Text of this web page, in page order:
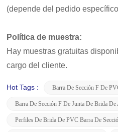
(depende del pedido
Política de muestra:
Hay muestras gratuitas
cargo del cliente.
Hot Tags : Barra De Sección F De
Barra De Sección F De Junta De Brida
Perfiles De Brida De PVC Barra De